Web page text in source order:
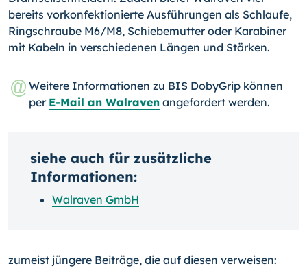
bereits vorkonfektionierte Ausführungen als Schlaufe,
Ringschraube M6/M8, Schiebe­mutter oder Karabiner
mit Kabeln in verschiedenen Längen und Stärken.
Weitere Informationen zu BIS DobyGrip können
per E-Mail an Walraven angefordert werden.
siehe auch für zusätzliche
Informationen:
Walraven GmbH
zumeist jüngere Beiträge, die auf diesen verweisen: